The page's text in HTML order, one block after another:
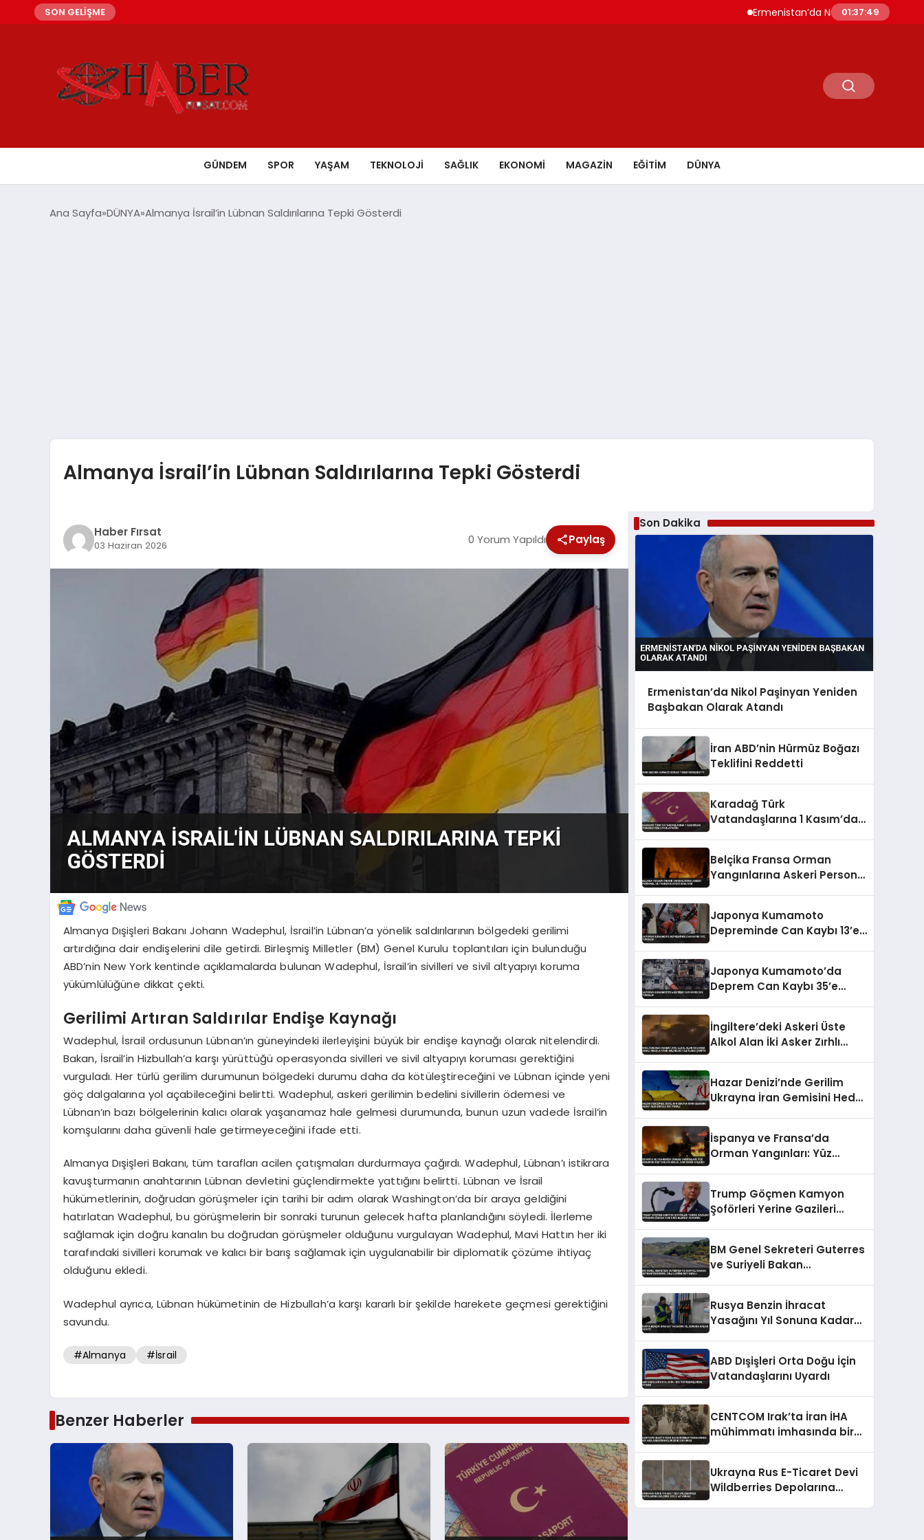
SON GELİŞME Ermenistan’da Nikol Paşinyan Yeniden
01:37:50
GÜNDEM SPOR YAŞAM TEKNOLOJİ SAĞLIK EKONOMİ MAGAZİN EĞİTİM DÜNYA
Ana Sayfa DÜNYA Almanya İsrail’in Lübnan Saldırılarına Tepki Gösterdi
Almanya İsrail’in Lübnan Saldırılarına Tepki Gösterdi
Haber Fırsat
03 Haziran 2026 0 Yorum Yapıldı Paylaş
Almanya Dışişleri Bakanı Johann Wadephul, İsrail’in Lübnan’a yönelik saldırılarının bölgedeki gerilimi
artırdığına dair endişelerini dile getirdi. Birleşmiş Milletler (BM) Genel Kurulu toplantıları için bulunduğu
ABD’nin New York kentinde açıklamalarda bulunan Wadephul, İsrail’in sivilleri ve sivil altyapıyı koruma
yükümlülüğüne dikkat çekti.
Gerilimi Artıran Saldırılar Endişe Kaynağı
Wadephul, İsrail ordusunun Lübnan’ın güneyindeki ilerleyişini büyük bir endişe kaynağı olarak nitelendirdi.
Bakan, İsrail’in Hizbullah’a karşı yürüttüğü operasyonda sivilleri ve sivil altyapıyı koruması gerektiğini
vurguladı. Her türlü gerilim durumunun bölgedeki durumu daha da kötüleştireceğini ve Lübnan içinde yeni
göç dalgalarına yol açabileceğini belirtti. Wadephul, askeri gerilimin bedelini sivillerin ödemesi ve
Lübnan’ın bazı bölgelerinin kalıcı olarak yaşanamaz hale gelmesi durumunda, bunun uzun vadede İsrail’in
komşularını daha güvenli hale getirmeyeceğini ifade etti.
Almanya Dışişleri Bakanı, tüm tarafları acilen çatışmaları durdurmaya çağırdı. Wadephul, Lübnan’ı istikrara
kavuşturmanın anahtarının Lübnan devletini güçlendirmekte yattığını belirtti. Lübnan ve İsrail
hükümetlerinin, doğrudan görüşmeler için tarihi bir adım olarak Washington’da bir araya geldiğini
hatırlatan Wadephul, bu görüşmelerin bir sonraki turunun gelecek hafta planlandığını söyledi. İlerleme
sağlamak için doğru kanalın bu doğrudan görüşmeler olduğunu vurgulayan Wadephul, Mavi Hattın her iki
tarafındaki sivilleri korumak ve kalıcı bir barış sağlamak için uygulanabilir bir diplomatik çözüme ihtiyaç
olduğunu ekledi.
Wadephul ayrıca, Lübnan hükümetinin de Hizbullah’a karşı kararlı bir şekilde harekete geçmesi gerektiğini
savundu.
#Almanya #İsrail
Benzer Haberler
Son Dakika
Ermenistan’da Nikol Paşinyan Yeniden
Başbakan Olarak Atandı
İran ABD’nin Hürmüz Boğazı
Teklifini Reddetti
Karadağ Türk
Vatandaşlarına 1 Kasım’dan
Belçika Fransa Orman
Yangınlarına Askeri Personel
Japonya Kumamoto
Depreminde Can Kaybı 13’e
Japonya Kumamoto’da
Deprem Can Kaybı 35’e
İngiltere’deki Askeri Üste
Alkol Alan İki Asker Zırhlı
Hazar Denizi’nde Gerilim
Ukrayna İran Gemisini Hedef
İspanya ve Fransa’da
Orman Yangınları: Yüz
Trump Göçmen Kamyon
Şoförleri Yerine Gazileri
BM Genel Sekreteri Guterres
ve Suriyeli Bakan
Rusya Benzin İhracat
Yasağını Yıl Sonuna Kadar
ABD Dışişleri Orta Doğu İçin
Vatandaşlarını Uyardı
CENTCOM Irak’ta İran İHA
mühimmatı imhasında bir
Ukrayna Rus E-Ticaret Devi
Wildberries Depolarına